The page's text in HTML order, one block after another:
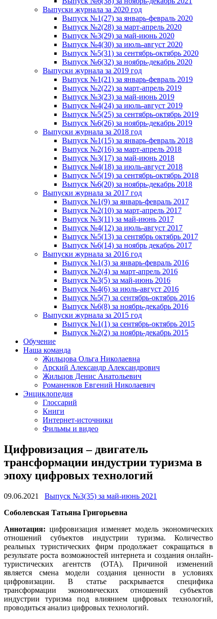
Выпуски журнала за 2020 год
Выпуск №1(27) за январь-февраль 2020
Выпуск №2(28) за март-апрель 2020
Выпуск №3(29) за май-июнь 2020
Выпуск №4(30) за июль-август 2020
Выпуск №5(31) за сентябрь-октябрь 2020
Выпуск №6(32) за ноябрь-декабрь 2020
Выпуски журнала за 2019 год
Выпуск №1(21) за январь-февраль 2019
Выпуск №2(22) за март-апрель 2019
Выпуск №3(23) за май-июнь 2019
Выпуск №4(24) за июль-август 2019
Выпуск №5(25) за сентябрь-октябрь 2019
Выпуск №6(26) за ноябрь-декабрь 2019
Выпуски журнала за 2018 год
Выпуск №1(15) за январь-февраль 2018
Выпуск №2(16) за март-апрель 2018
Выпуск №3(17) за май-июнь 2018
Выпуск №4(18) за июль-август 2018
Выпуск №5(19) за сентябрь-октябрь 2018
Выпуск №6(20) за ноябрь-декабрь 2018
Выпуски журнала за 2017 год
Выпуск №1(9) за январь-февраль 2017
Выпуск №2(10) за март-апрель 2017
Выпуск №3(11) за май-июнь 2017
Выпуск №4(12) за июль-август 2017
Выпуск №5(13) за сентябрь октябрь 2017
Выпуск №6(14) за ноябрь декабрь 2017
Выпуски журнала за 2016 год
Выпуск №1(3) за январь-февраль 2016
Выпуск №2(4) за март-апрель 2016
Выпуск №3(5) за май-июнь 2016
Выпуск №4(6) за июль-август 2016
Выпуск №5(7) за сентябрь-октябрь 2016
Выпуск №6(8) за ноябрь-декабрь 2016
Выпуски журнала за 2015 год
Выпуск №1(1) за сентябрь-октябрь 2015
Выпуск №2(2) за ноябрь-декабрь 2015
Обучение
Наша команда
Жильцова Ольга Николаевна
Арский Александр Александрович
Жильцов Денис Анатольевич
Романенков Евгений Николаевич
Энциклопедия
Глоссарий
Книги
Интернет-источники
Фильмы и видео
Цифровизация – двигатель
трансформации индустрии туризма в
эпоху цифровых технологий
09.06.2021
Выпуск №3(35) за май-июнь 2021
Соболевская Татьяна Григорьевна
Аннотация: цифровизация изменяет модель экономических
отношений субъектов индустрии туризма. Количество
реальных туристических фирм продолжает сокращаться в
результате роста возможностей интернета и создания онлайн-
туристических агентств (ОТА). Причиной изменений
является смена модели создания ценности в условиях
цифровизации. В статье раскрывается специфика
трансформации экономических отношений субъектов
индустрии туризма под влиянием цифровых технологий,
проводиться анализ цифровых технологий.